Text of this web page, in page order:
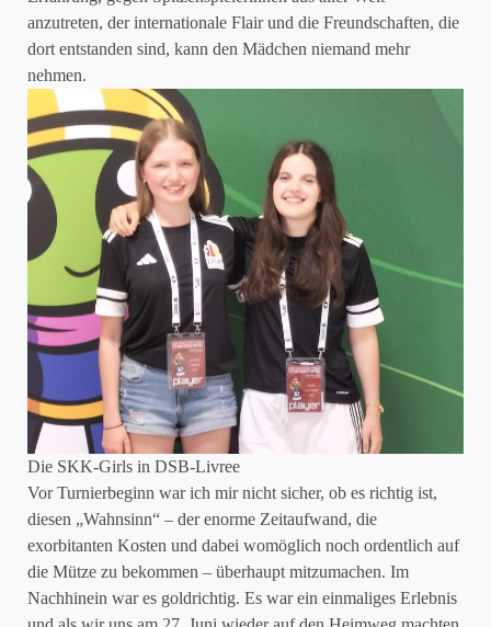
anzutreten, der internationale Flair und die Freundschaften, die
dort entstanden sind, kann den Mädchen niemand mehr
nehmen.
Die SKK-Girls in DSB-Livree
Vor Turnierbeginn war ich mir nicht sicher, ob es richtig ist,
diesen „Wahnsinn“ – der enorme Zeitaufwand, die
exorbitanten Kosten und dabei womöglich noch ordentlich auf
die Mütze zu bekommen – überhaupt mitzumachen. Im
Nachhinein war es goldrichtig. Es war ein einmaliges Erlebnis